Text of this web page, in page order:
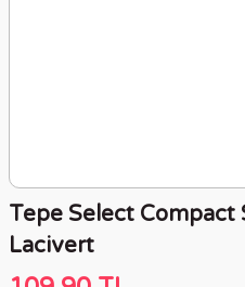
Tepe Select Compact
Lacivert